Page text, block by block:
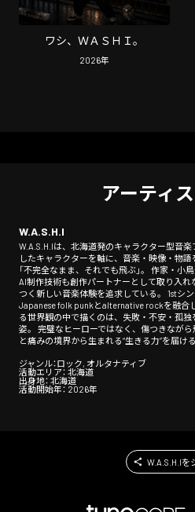
ワシ、ＷＡＳＨＩ。
2026年
アーティ
W.A.S.H.I
W.A.S.H.Iは、北海道発のキャラクター型音
したキャラクターを軸に、音楽・映像・物
「不完全なまま、それでも飛ぶ」。 作家・小
AI制作技術も創作パートナーとして取り入
つく新しい音楽体験を追求している。 1stシン
Japanese folk punkとalternative rockを融合
る世界観の中で描くのは、失敗・不安・孤
姿。 完璧なヒーローではなく、傷つきなが
と痛みの境界から生まれる“生きる力”を届け
ジャンル：ロック, オルタナティブ
活動エリア： 北海道
出身地： 北海道
活動開始年： 2026年
W.A.S.H.Iを